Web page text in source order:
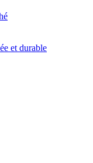
et durable